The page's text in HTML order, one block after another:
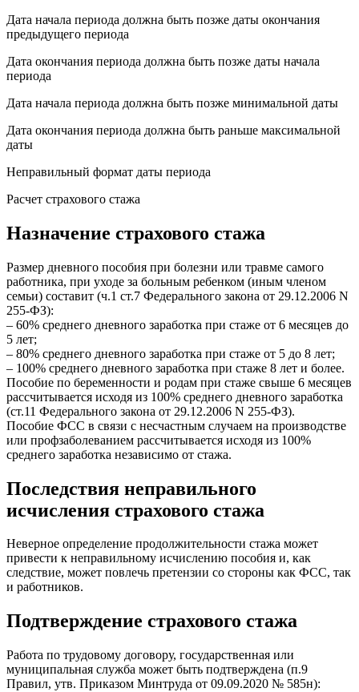
Дата начала периода должна быть позже даты окончания
предыдущего периода
Дата окончания периода должна быть позже даты начала
периода
Дата начала периода должна быть позже минимальной даты
Дата окончания периода должна быть раньше максимальной
даты
Неправильный формат даты периода
Расчет страхового стажа
Назначение страхового стажа
Размер дневного пособия при болезни или травме самого
работника, при уходе за больным ребенком (иным членом
семьи) составит (ч.1 ст.7 Федерального закона от 29.12.2006 N
255-ФЗ):
– 60% среднего дневного заработка при стаже от 6 месяцев до
5 лет;
– 80% среднего дневного заработка при стаже от 5 до 8 лет;
– 100% среднего дневного заработка при стаже 8 лет и более.
Пособие по беременности и родам при стаже свыше 6 месяцев
рассчитывается исходя из 100% среднего дневного заработка
(ст.11 Федерального закона от 29.12.2006 N 255-ФЗ).
Пособие ФСС в связи с несчастным случаем на производстве
или профзаболеванием рассчитывается исходя из 100%
среднего заработка независимо от стажа.
Последствия неправильного
исчисления страхового стажа
Неверное определение продолжительности стажа может
привести к неправильному исчислению пособия и, как
следствие, может повлечь претензии со стороны как ФСС, так
и работников.
Подтверждение страхового стажа
Работа по трудовому договору, государственная или
муниципальная служба может быть подтверждена (п.9
Правил, утв. Приказом Минтруда от 09.09.2020 № 585н):